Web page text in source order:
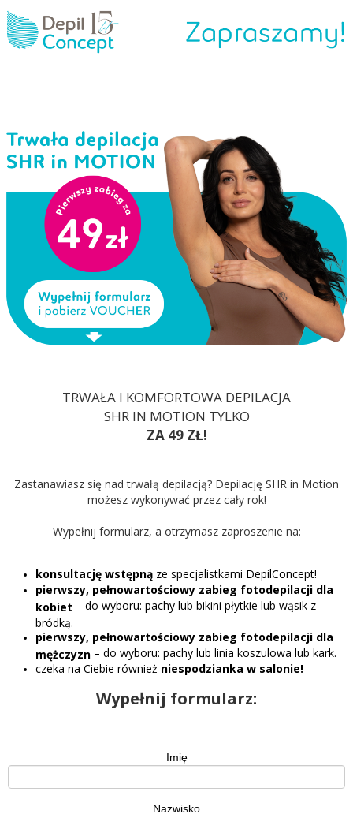
TRWAŁA I KOMFORTOWA DEPILACJA
SHR IN MOTION TYLKO
ZA 49 ZŁ!
Zastanawiasz się nad trwałą depilacją? Depilację SHR in Motion
możesz wykonywać przez cały rok!
Wypełnij formularz, a otrzymasz zaproszenie na:
konsultację wstępną ze specjalistkami DepilConcept!
pierwszy, pełnowartościowy zabieg fotodepilacji dla
kobiet – do wyboru: pachy lub bikini płytkie lub wąsik z
bródką.
pierwszy, pełnowartościowy zabieg fotodepilacji dla
mężczyzn – do wyboru: pachy lub linia koszulowa lub kark.
czeka na Ciebie również niespodzianka w salonie!
Wypełnij formularz:
Imię
Nazwisko